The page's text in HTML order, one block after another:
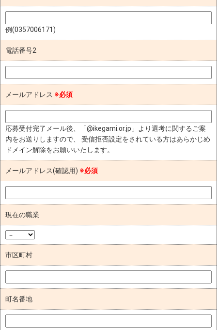
例(0357006171)
電話番号2
メールアドレス ※必須
応募受付完了メール後、「@ikegami.or.jp」より選考に関するご案
内をお送りしますので、 受信拒否設定をされている方はあらかじめ
ドメイン解除をお願いいたします。
メールアドレス(確認用) ※必須
現在の職業
市区町村
町名番地